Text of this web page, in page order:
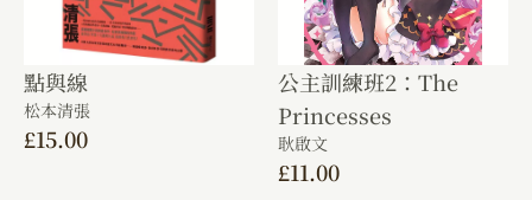
點與線
松本清張
£15.00
公主訓練班2：The
Princesses
耿啟文
£11.00